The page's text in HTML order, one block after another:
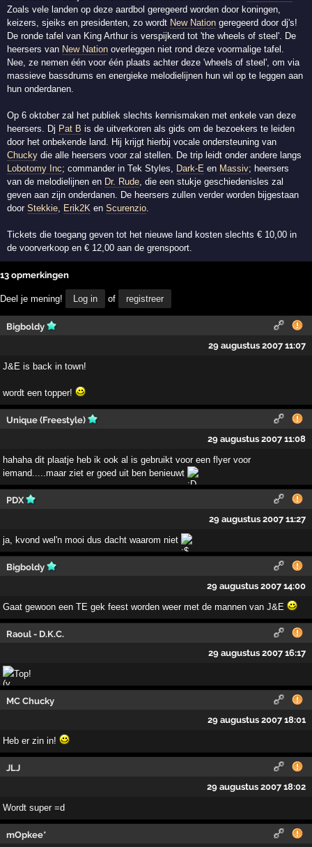
Zoals vele landen op deze aardbol geregeerd worden door koningen,
keizers, sjeiks en presidenten, zo wordt New Nation geregeerd door dj's!
De ronde tafel van King Arthur is verspijkerd tot 'the wheels of steel'. De
heersers van New Nation overleggen niet rond deze voormalige tafel.
Nee, ze nemen één voor één plaats achter deze 'wheels of steel', om via
massieve bassdrums en energieke melodielijnen hun wil op te leggen aan
hun onderdanen.
Op 6 oktober zal het publiek slechts kennismaken met enkele van deze
heersers. Dj Pat B is de uitverkoren als gids om de bezoekers te leiden
door het onbekende land. Hij krijgt hierbij vocale ondersteuning van
Chucky die alle heersers voor zal stellen. De trip leidt onder andere langs
Lobotomy Inc; commander in Tek Styles, Dark-E en Massiv; heersers
van de melodielijnen en Dr. Rude , die een stukje geschiedenisles zal
geven aan zijn onderdanen. De heersers zullen verder worden bijgestaan
doorStekkie Erik2K enScurenzio
Tickets die toegang geven tot het nieuwe land kosten slechts € 10,00 in
de voorverkoop en € 12,00 aan de grenspoort.
13 opmerkingen
Deel je mening! Log in of registreer
Bigboldy
29 augustus 2007 11:07
J&E is back in town!
wordt een topper!
Unique (Freestyle)
29 augustus 2007 11:08
hahaha dit plaatje heb ik ook al is gebruikt voor een flyer voor
iemand.....maar ziet er goed uit ben benieuwt
PDX
29 augustus 2007 11:27
ja, kvond wel'n mooi dus dacht waarom niet
Bigboldy
29 augustus 2007 14:00
Gaat gewoon een TE gek feest worden weer met de mannen van J&E
Raoul - D.K.C.
29 augustus 2007 16:17
Top!
MC Chucky
29 augustus 2007 18:01
Heb er zin in!
JLJ
29 augustus 2007 18:02
Wordt super =d
mOpkee*